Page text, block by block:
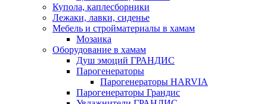
Купола, каплесборники
Лежаки, лавки, сиденье
Мебель и стройматериалы в хамам
Мозаика
Оборудование в хамам
Душ эмоций ГРАНДИС
Парогенераторы
Парогенераторы HARVIA
Парогенераторы Грандис